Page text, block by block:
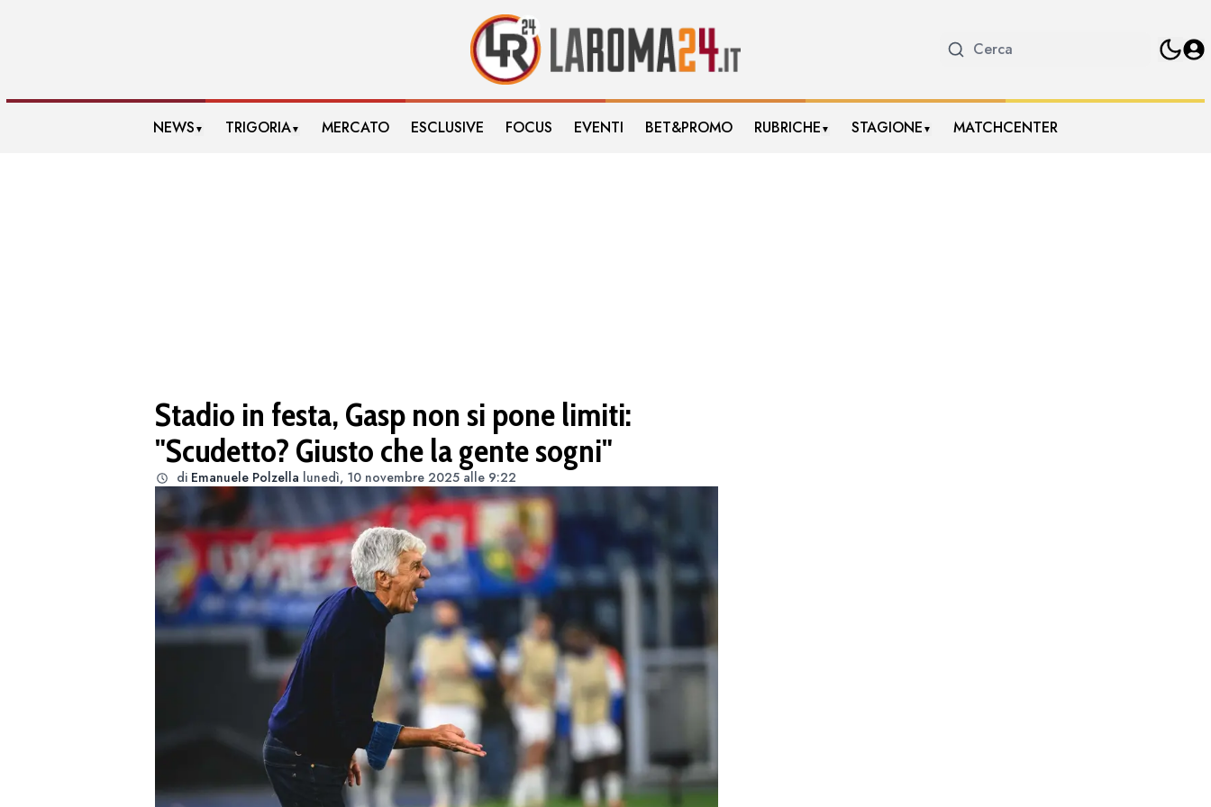
NEWS ▼ TRIGORIA▼ MERCATO ESCLUSIVE FOCUS EVENTI BET&PROMO RUBRICHE ▼ STAGIONE ▼ MATCHCENTER
Stadio in festa, Gasp non si pone limiti:
"Scudetto? Giusto che la gente sogni"
di Emanuele Polzella lunedì, 10 novembre 2025 alle 9:22